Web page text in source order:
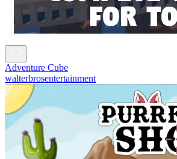
Adventure Cube
walterbrosentertainment